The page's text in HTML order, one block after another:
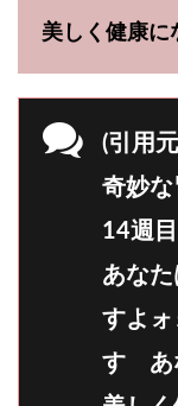
美しく健康に
(引用
奇妙
14週
あな
すよ
す あ